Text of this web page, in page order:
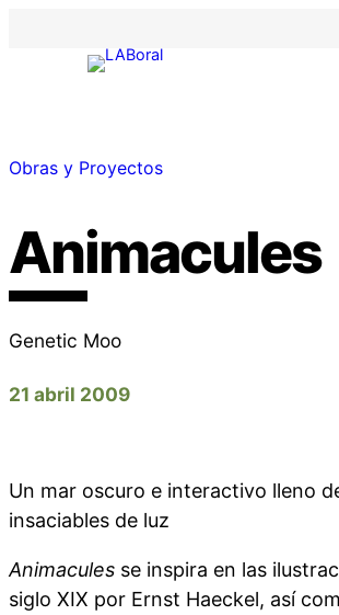
Obras y Proyectos
Animacules
Genetic Moo
21 abril 2009
Un mar oscuro e interactivo lleno
insaciables de luz
Animacules se inspira en las
siglo XIX por Ernst Haeckel, así